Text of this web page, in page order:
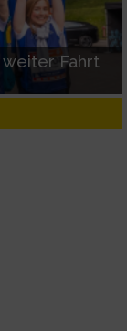
weiter Fahrt